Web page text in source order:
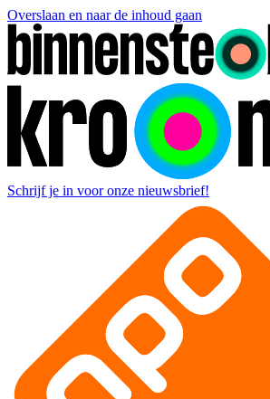
Overslaan en naar de inhoud gaan
Schrijf je in voor onze nieuwsbrief!